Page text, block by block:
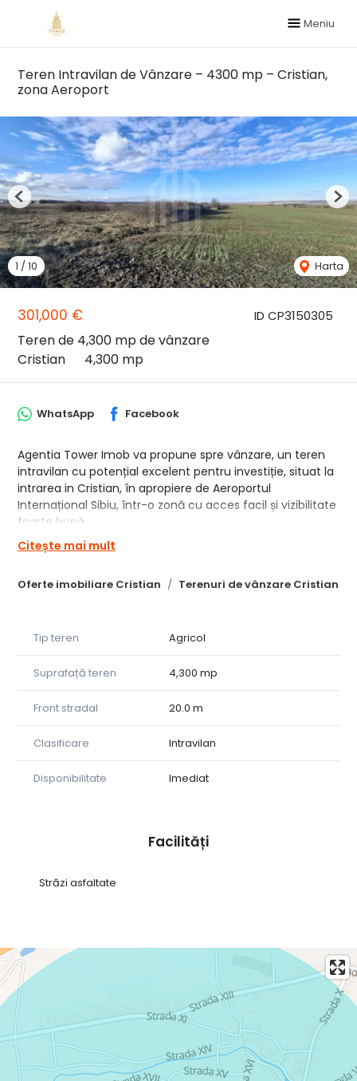
Meniu
Teren Intravilan de Vânzare – 4300 mp – Cristian,
zona Aeroport
ID CP3150305
301,000 €
Teren de 4,300 mp de vânzare
Cristian
4,300 mp
1 /10 Harta
Previous
Oferte imobiliare Cristian Terenuri de vânzare Cristian
WhatsApp Facebook
Agentia Tower Imob va propune spre vânzare, un teren
intravilan cu potențial excelent pentru investiție, situat la
intrarea in Cristian, în apropiere de Aeroportul
Internațional Sibiu, într-o zonă cu acces facil și vizibilitate
foarte bună.
Suprafață: 4.300 mp
Deschidere: 20 ml la drum (la 2 strazi)
Zonă în dezvoltare, cu acces facil către oraș
Acces la drum , DN1
Locație avantajoasă, aproape de Sibiu, aeroport,
Pret 70 euro/mp negociabil
contactați: Alina-0723 338 480 Claudia-0727 958 004
Citește mai mult
Tip teren Agricol
Suprafață teren 4,300 mp
Front stradal 20.0 m
Clasificare Intravilan
Disponibilitate Imediat
Facilități
Străzi asfaltate